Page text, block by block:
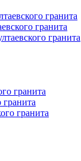
гранита
гранита
гранита
гранита
гранита